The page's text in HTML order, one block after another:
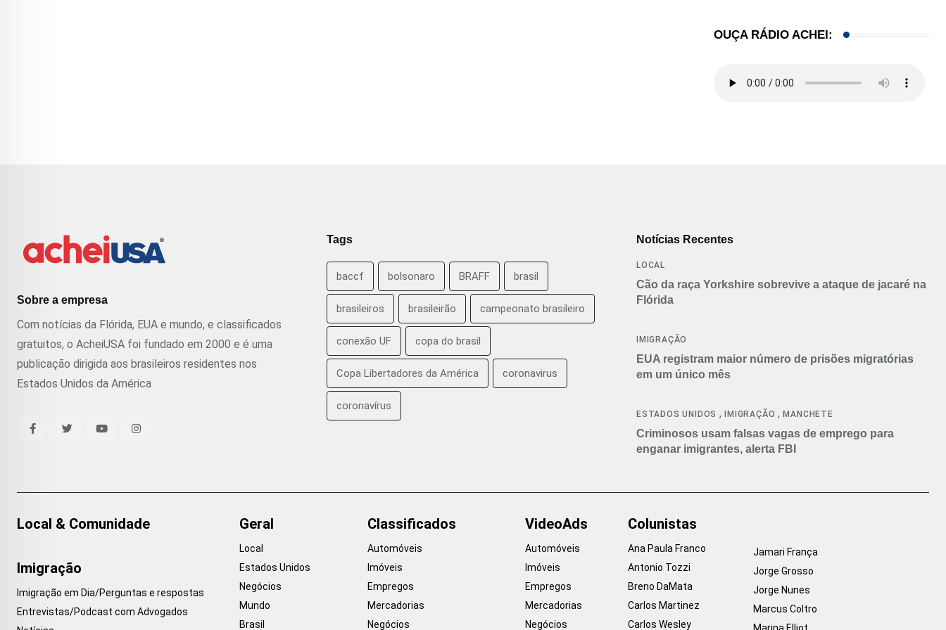
OUÇA RÁDIO ACHEI:
Sobre a empresa
Com notícias da Flórida, EUA e mundo, e classificados
gratuitos, o AcheiUSA foi fundado em 2000 e é uma
publicação dirigida aos brasileiros residentes nos
Estados Unidos da América
Tags
baccf bolsonaro BRAFF brasil
brasileiros brasileirão campeonato brasileiro
conexão UF copa do brasil
Copa Libertadores da América coronavirus
coronavírus
Notícias Recentes
LOCAL
Cão da raça Yorkshire sobrevive a ataque de jacaré na
Flórida
IMIGRAÇÃO
EUA registram maior número de prisões migratórias
em um único mês
ESTADOS UNIDOS , IMIGRAÇÃO ,MANCHETE
Criminosos usam falsas vagas de emprego para
enganar imigrantes, alerta FBI
Local & Comunidade
Imigração
Imigração em Dia/Perguntas e respostas
Entrevistas/Podcast com Advogados
Geral
Local
Estados Unidos
Negócios
Mundo
Brasil
Classificados
Automóveis
Imóveis
Empregos
Mercadorias
Negócios
VideoAds
Automóveis
Imóveis
Empregos
Mercadorias
Negócios
Colunistas
Ana Paula Franco
Antonio Tozzi
Breno DaMata
Carlos Martinez
Carlos Wesley
Jamari França
Jorge Grosso
Jorge Nunes
Marcus Coltro